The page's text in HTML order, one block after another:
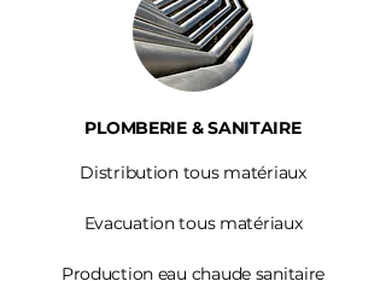
PLOMBERIE & SANITAIRE
Distribution tous matériaux
Evacuation tous matériaux
Production eau chaude sanitaire